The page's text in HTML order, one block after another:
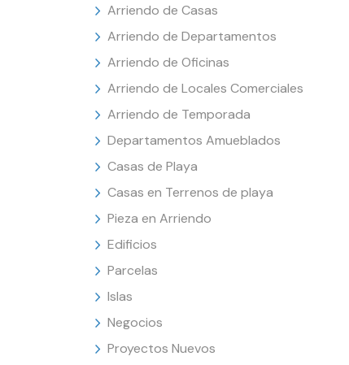
Arriendo de Casas
Arriendo de Departamentos
Arriendo de Oficinas
Arriendo de Locales Comerciales
Arriendo de Temporada
Departamentos Amueblados
Casas de Playa
Casas en Terrenos de playa
Pieza en Arriendo
Edificios
Parcelas
Islas
Negocios
Proyectos Nuevos